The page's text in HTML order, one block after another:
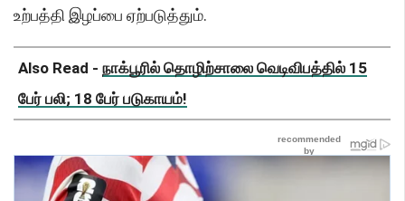
உற்பத்தி இழப்பை ஏற்படுத்தும்.
Also Read - நாக்பூரில் தொழிற்சாலை வெடிவிபத்தில் 15
பேர் பலி; 18 பேர் படுகாயம்!